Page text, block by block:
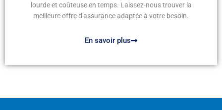
lourde et coûteuse en temps. Laissez-nous trouver la
meilleure offre d'assurance adaptée à votre besoin.
En savoir plus